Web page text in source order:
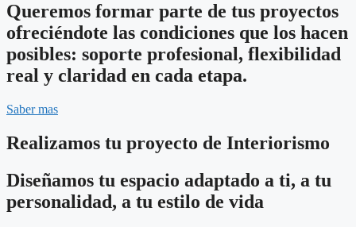
Queremos formar parte de tus proyectos
ofreciéndote las condiciones que los hacen
posibles: soporte profesional, flexibilidad
real y claridad en cada etapa.
Saber mas
Realizamos tu proyecto de Interiorismo
Diseñamos tu espacio adaptado a ti, a tu
personalidad, a tu estilo de vida